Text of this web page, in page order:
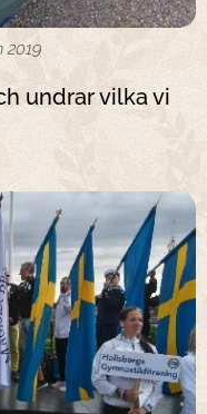
2019
undrar vilka vi